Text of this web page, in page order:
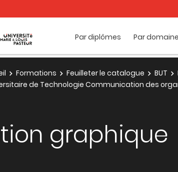
Par diplômes Par
Formations Feuilleter le catalogue BUT
de Technologie Communication des
graphique